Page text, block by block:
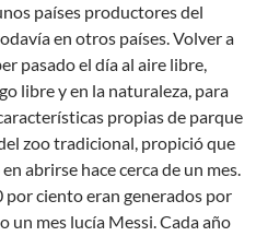
países productores del
en otros países. Volver a
pasado el día al aire libre,
libre y en la naturaleza, para
propias de parque
zoo tradicional, propició que
abrirse hace cerca de un mes.
por ciento eran generados por
un mes lucía Messi. Cada año